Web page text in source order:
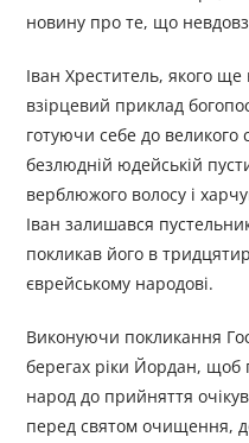
новину про те, що
Іван Хреститель, якого
взірцевий приклад
готуючи себе до великого
безлюдній юдейській
верблюжого волосу і
Іван залишався
покликав його в
єврейському народові.
Виконуючи покликання
берегах ріки Йордан, щоб
народ до прийняття
перед святом очищення, до